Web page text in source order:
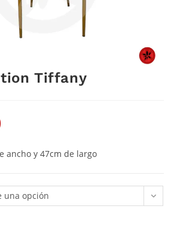
Tiffany
ancho y 47cm de largo
una opción